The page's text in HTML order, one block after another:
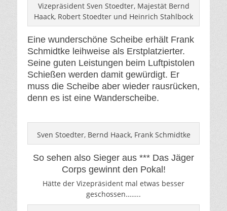
Vizepräsident Sven Stoedter, Majestät Bernd
Haack, Robert Stoedter und Heinrich Stahlbock
Eine wunderschöne Scheibe erhält Frank
Schmidtke leihweise als Erstplatzierter.
Seine guten Leistungen beim Luftpistolen
Schießen werden damit gewürdigt. Er
muss die Scheibe aber wieder rausrücken,
denn es ist eine Wanderscheibe.
Sven Stoedter, Bernd Haack, Frank Schmidtke
So sehen also Sieger aus *** Das Jäger
Corps gewinnt den Pokal!
Hätte der Vizepräsident mal etwas besser
geschossen……..